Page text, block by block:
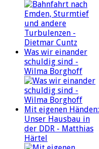
Was wir einander
schuldig sind -
Wilma Borghoff
Mit eigenen Händen:
Unser Hausbau in
der DDR - Matthias
Härtel